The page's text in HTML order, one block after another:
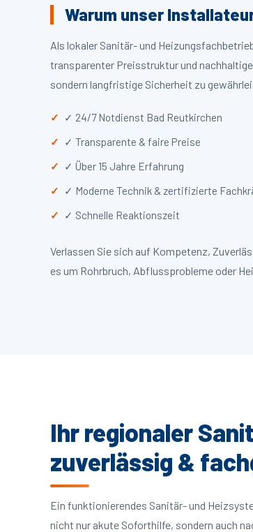
Warum unser
Als lokaler Sanitär- und
transparenter Preisstruktur und
sondern langfristige Sicherheit zu
✓ 24/7 Notdienst Bad Reutkirchen
✓ Transparente & faire Preise
✓ Über 15 Jahre Erfahrung
✓ Moderne Technik & zertifizierte
✓ Schnelle Reaktionszeit
Verlassen Sie sich auf Kompetenz,
es um Rohrbruch, Abflussprobleme oder
Ihr regionaler
zuverlässig &
Ein funktionierendes Sanitär- und
nicht nur akute Soforthilfe, sondern auch